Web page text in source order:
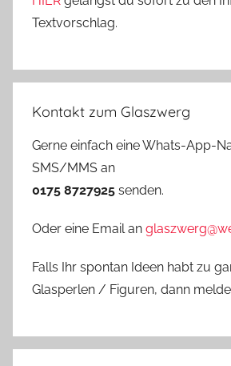
Textvorschlag.
Kontakt zum Glaszwerg
Gerne einfach eine Whats-App-
SMS/MMS an
0175 8727925 senden.
Oder eine Email an
Falls Ihr spontan Ideen habt zu
Glasperlen / Figuren, dann